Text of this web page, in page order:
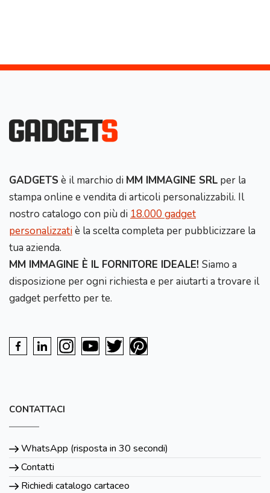
GADGETS è il marchio di MM IMMAGINE SRL per la
stampa online e vendita di articoli personalizzabili. Il
nostro catalogo con più di 18.000 gadget
personalizzatiè la scelta completa per pubblicizzare la
tua azienda.
MM IMMAGINE È IL FORNITORE IDEALE! Siamo a
disposizione per ogni richiesta e per aiutarti a trovare il
gadget perfetto per te.
CONTATTACI
WhatsApp (risposta in 30 secondi)
Contatti
Richiedi catalogo cartaceo